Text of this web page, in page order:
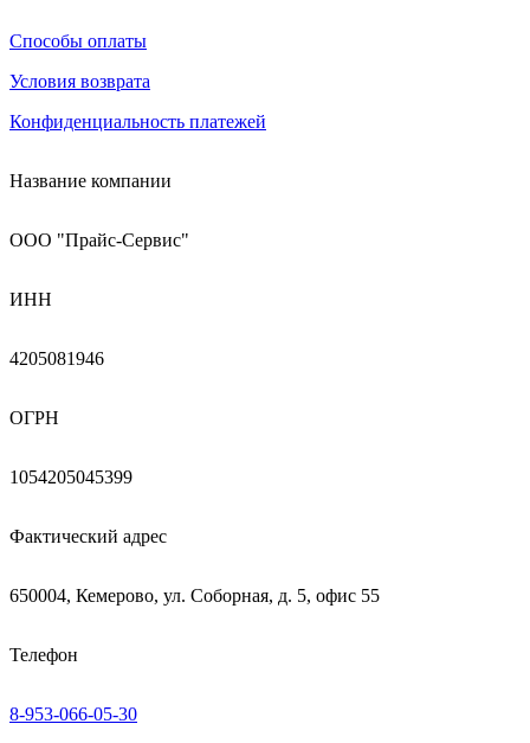
Способы оплаты
Условия возврата
Конфиденциальность платежей
Название компании
ООО "Прайс-Сервис"
ИНН
4205081946
ОГРН
1054205045399
Фактический адрес
650004, Кемерово, ул. Соборная, д. 5, офис 55
Телефон
8-953-066-05-30